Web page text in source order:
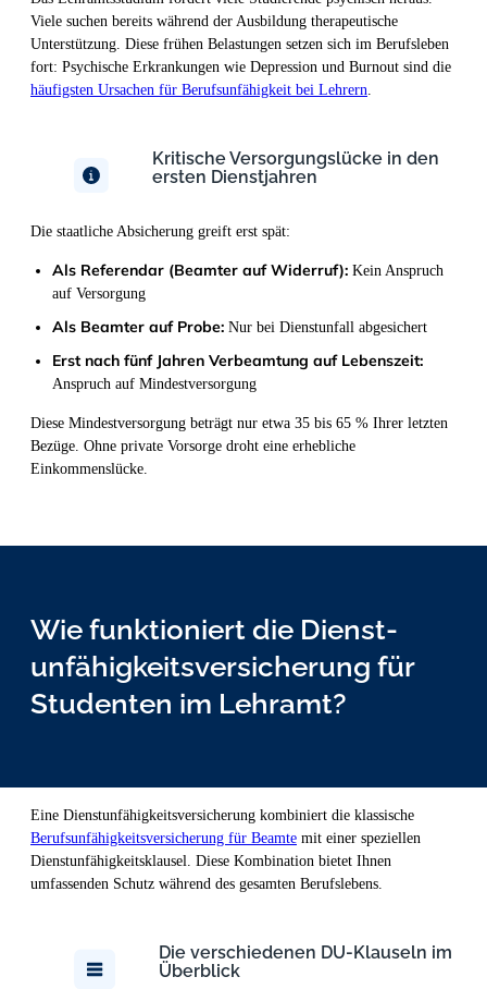
Viele suchen bereits während der Ausbildung therapeutische
Unterstützung. Diese frühen Belastungen setzen sich im Berufsleben
fort: Psychische Erkrankungen wie Depression und Burnout sind die
häufigsten Ursachen für Berufsunfähigkeit bei Lehrern.
Kritische Versorgungslücke in den
ersten Dienstjahren
Die staatliche Absicherung greift erst spät:
Als Referendar (Beamter auf Widerruf): Kein Anspruch
auf Versorgung
Als Beamter auf Probe: Nur bei Dienstunfall abgesichert
Erst nach fünf Jahren Verbeamtung auf Lebenszeit:
Anspruch auf Mindestversorgung
Diese Mindestversorgung beträgt nur etwa 35 bis 65 % Ihrer letzten
Bezüge. Ohne private Vorsorge droht eine erhebliche
Einkommenslücke.
Wie funktioniert die Dienst­
unfähig­keits­versicher­ung für
Studenten im Lehramt?
Eine Dienstunfähigkeitsversicherung kombiniert die klassische
Berufsunfähigkeitsversicherung für Beamte mit einer speziellen
Dienstunfähigkeitsklausel. Diese Kombination bietet Ihnen
umfassenden Schutz während des gesamten Berufslebens.
Die verschiedenen DU-Klauseln im
Überblick